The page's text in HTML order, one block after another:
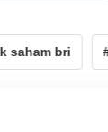
bri #